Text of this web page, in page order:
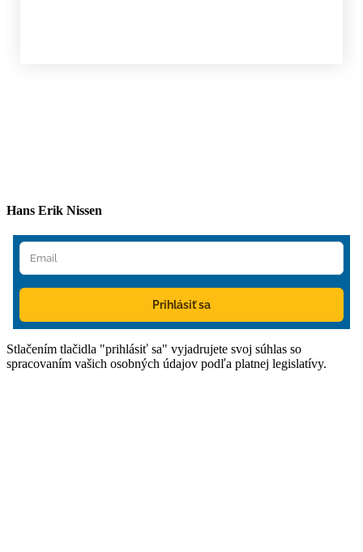
Hans Erik Nissen
Prihlásiť sa
Stlačením tlačidla "prihlásiť sa" vyjadrujete svoj súhlas so
spracovaním vašich osobných údajov podľa platnej legislatívy.